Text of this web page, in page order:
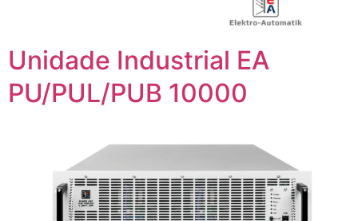
Unidade Industrial EA
PU/PUL/PUB 10000